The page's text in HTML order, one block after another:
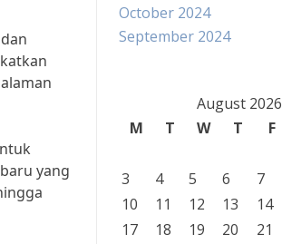
yang
October 2024
September 2024
August 2026
M
T W T F
3
4 5 6 7
10
11 12 13 14
17
18 19 20 21